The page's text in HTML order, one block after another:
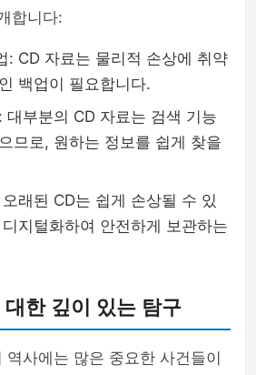
합니다:
: CD 자료는 물리적 손상에 취약
백업이 필요합니다.
대부분의 CD 자료는 검색 기능
므로, 원하는 정보를 쉽게 찾을
래된 CD는 쉽게 손상될 수 있
지털화하여 안전하게 보관하는
한 깊이 있는 탐구
역사에는 많은 중요한 사건들이